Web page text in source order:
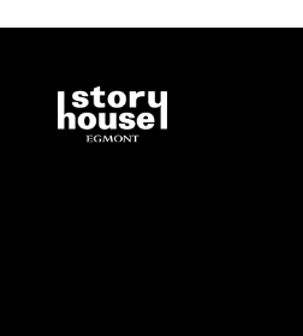
Laske renkaat, yhdistä
Autojen ja muiden